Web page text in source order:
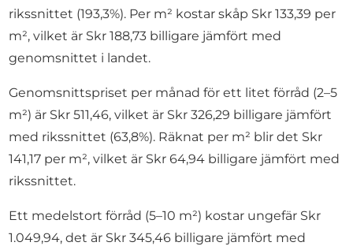
rikssnittet (193,3%). Per m² kostar skåp Skr 133,39 per
m², vilket är Skr 188,73 billigare jämfört med
genomsnittet i landet.
Genomsnittspriset per månad för ett litet förråd (2–5
m²) är Skr 511,46, vilket är Skr 326,29 billigare jämfört
med rikssnittet (63,8%). Räknat per m² blir det Skr
141,17 per m², vilket är Skr 64,94 billigare jämfört med
rikssnittet.
Ett medelstort förråd (5–10 m²) kostar ungefär Skr
1.049,94, det är Skr 345,46 billigare jämfört med